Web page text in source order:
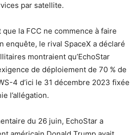
par satellite.
la FCC ne commence à faire
enquête, le rival SpaceX a déclaré
montraient qu’EchoStar
de déploiement de 70 % de
4 d’ici le 31 décembre 2023 fixée
l’allégation.
du 26 juin, EchoStar a